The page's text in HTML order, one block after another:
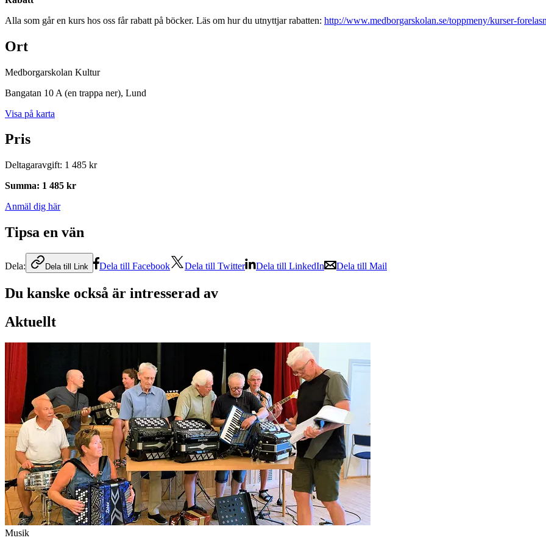
Alla som går en kurs hos oss får rabatt på böcker. Läs om hur du utnyttjar rabatten: http://www.medborgarskolan.se/toppmeny/kurser-
Ort
Medborgarskolan Kultur
Bangatan 10 A (en trappa ner), Lund
Visa på karta
Pris
Deltagaravgift: 1 485 kr
Summa: 1 485 kr
Anmäl dig här
Tipsa en vän
Dela: Dela till Link Dela till Facebook Dela till Twitter Dela till LinkedIn Dela till Mail
Du kanske också är intresserad av
Aktuellt
Musik